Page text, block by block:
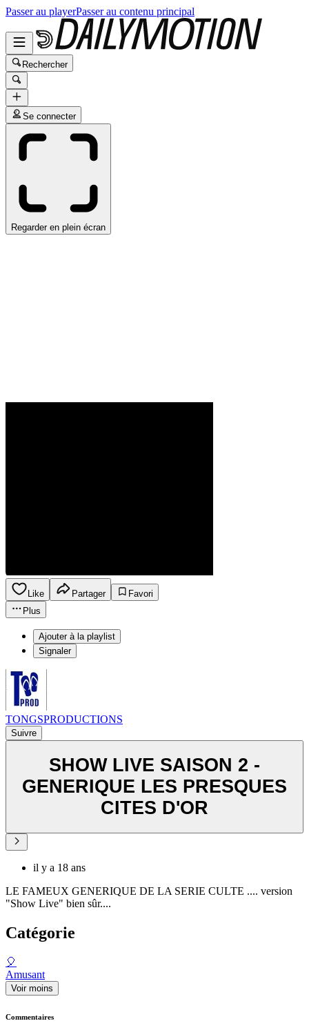
Passer au playerPasser au contenu principal
Rechercher
Se connecter
Regarder en plein écran
Like Partager
Favori
Plus
Ajouter à la playlist
Signaler
TONGSPRODUCTIONS
Suivre
SHOW LIVE SAISON 2 -
GENERIQUE LES PRESQUES
CITES D'OR
il y a 18 ans
LE FAMEUX GENERIQUE DE LA SERIE CULTE .... version
"Show Live" bien sûr....
Catégorie
🎈
Amusant
Voir moins
Commentaires